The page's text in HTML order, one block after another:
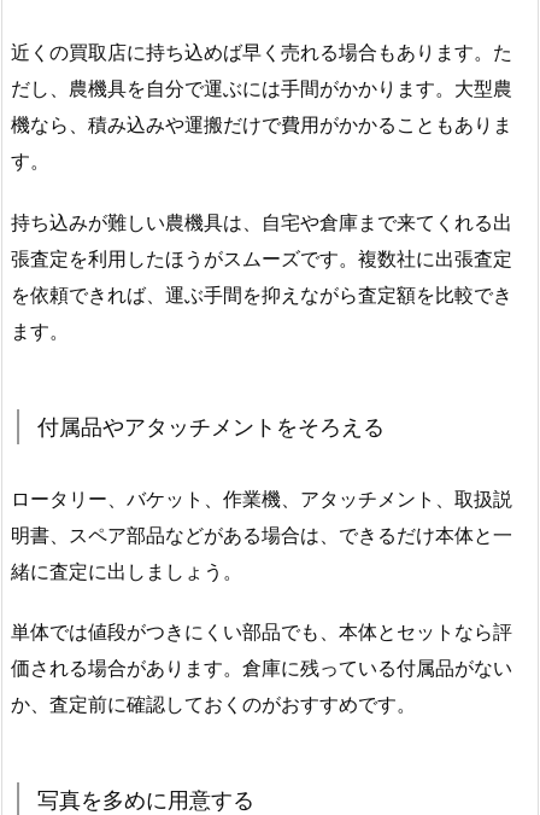
近くの買取店に持ち込めば早く売れる場合もあります。た
だし、農機具を自分で運ぶには手間がかかります。大型農
機なら、積み込みや運搬だけで費用がかかることもありま
す。
持ち込みが難しい農機具は、自宅や倉庫まで来てくれる出
張査定を利用したほうがスムーズです。複数社に出張査定
を依頼できれば、運ぶ手間を抑えながら査定額を比較でき
ます。
付属品やアタッチメントをそろえる
ロータリー、バケット、作業機、アタッチメント、取扱説
明書、スペア部品などがある場合は、できるだけ本体と一
緒に査定に出しましょう。
単体では値段がつきにくい部品でも、本体とセットなら評
価される場合があります。倉庫に残っている付属品がない
か、査定前に確認しておくのがおすすめです。
写真を多めに用意する